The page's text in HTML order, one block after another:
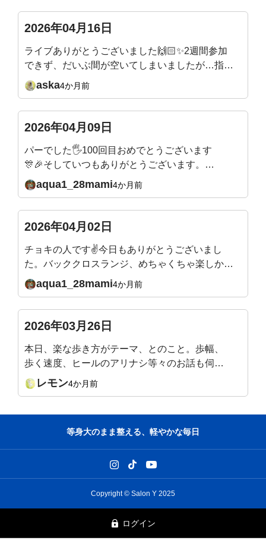
週そして5月もとても楽しみです✨またよろしく
お願いいたします🙇
2026年04月16日
ライブありがとうございました🙌🏻✨2週間参加
できず、だいぶ間が空いてしまいましたが…指の
付け根から曲げるエクササイズは、ほぼ毎日やっ
ていたので！付け根から土踏まずまで、かなり曲
✨キツいエクササイズの時は、吉田先生が合いの
手を入れてくれるので🤣楽しみながらできてい
て、本当にありがたいです！先生の穏やかだけど
パワフルなエネルギーが大好きです✨
aska4か月前
2026年04月09日
パーでした🖐️100回目おめでとうございます
🎊🎉そしていつもありがとうございます。こ
れからもよろしくお願いいたします🙇
aqua1_28mami4か月前
2026年04月02日
チョキの人です✌今日もありがとうございまし
た。バッククロスランジ、めちゃくちゃ楽しかっ
たです✨バックランジよりやりやすい、バランス
が取りやすい気がします。足裏から体幹、しっか
て20秒、見事にフラフラで、足裏も踵も足首も不
安要素ありながら、軸かな？体幹かな？と悩んで
いたところです。足指も前よりマシになりました
がまだまだです。バッククロスランジご褒美に？
他のエクササイズも頑張ります。来週も楽しみで
す、どうぞよろしくお願いいたします🙇
aqua1_28mami4か月前
2026年03月26日
本日、楽な歩き方がテーマ、とのこと。歩幅、
歩く速度、ヒールのアリナシ等々のお話も伺っ
てみたいです。(LINEお知らせの『質問』をク
リックすると、此処に飛んでくるみたいで。書
レモン4か月前
等身大のまま整える、軽やかな毎日
Copyright © Salon Y 2025
ログイン